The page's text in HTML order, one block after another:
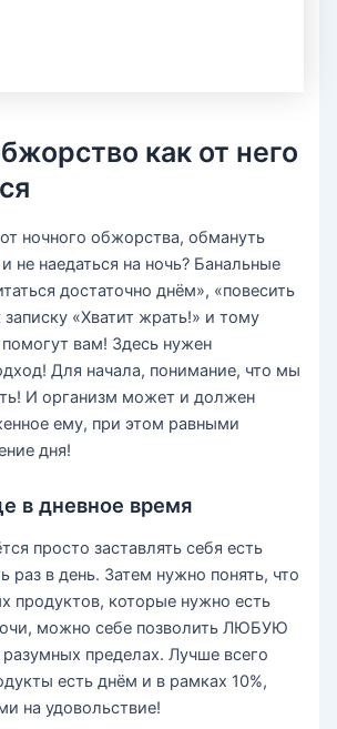
как от него
ночного обжорства, обмануть
не наедаться на ночь? Банальные
достаточно днём», «повесить
«Хватит жрать!» и тому
вам! Здесь нужен
Для начала, понимание, что мы
И организм может и должен
ему, при этом равными
дня!
в дневное время
просто заставлять себя есть
раз в день. Затем нужно понять, что
продуктов, которые нужно есть
можно себе позволить ЛЮБУЮ
пределах. Лучше всего
есть днём и в рамках 10%,
на удовольствие!